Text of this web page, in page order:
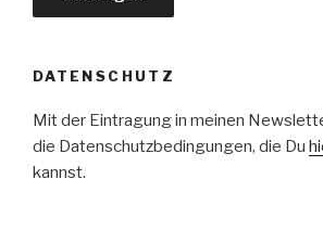
DATENSCHUTZ
Mit der Eintragung in meinen
die Datenschutzbedingungen, die Du
kannst.